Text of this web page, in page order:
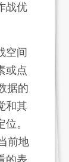
战优
空间
或点
据的
和其
。
前地
的表